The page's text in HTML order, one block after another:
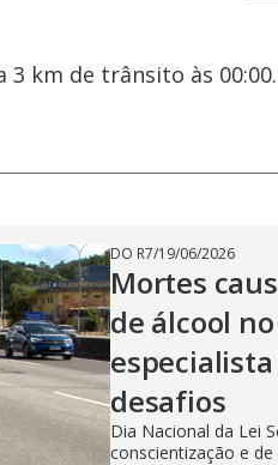
3 km de trânsito às 00:00.
DO R7/19/06/2026
Mortes
de álcool
desafios
Dia Nacional da Lei
conscientização e